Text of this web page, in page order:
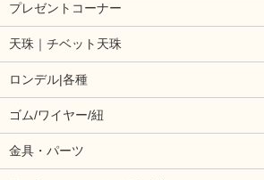
プレゼントコーナー
天珠｜チベット天珠
ロンデル|各種
ゴム/ワイヤー/紐
金具・パーツ